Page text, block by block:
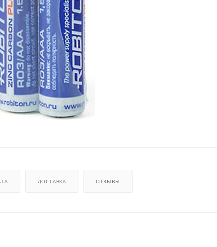
ДОСТАВКА ОТЗЫВЫ